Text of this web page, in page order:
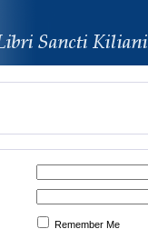
Remember Me